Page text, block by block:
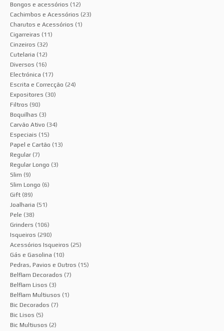
Bongos e acessórios (12)
Cachimbos e Acessórios (23)
Charutos e Acessórios (1)
Cigarreiras (11)
Cinzeiros (32)
Cutelaria (12)
Diversos (16)
Electrónica (17)
Escrita e Correcção (24)
Expositores (30)
Filtros (90)
Boquilhas (3)
Carvão Ativo (34)
Especiais (15)
Papel e Cartão (13)
Regular (7)
Regular Longo (3)
Slim (9)
Slim Longo (6)
Gift (89)
Joalharia (51)
Pele (38)
Grinders (106)
Isqueiros (290)
Acessórios Isqueiros (25)
Gás e Gasolina (10)
Pedras, Pavios e Outros (15)
Belflam Decorados (7)
Belflam Lisos (3)
Belflam Multiusos (1)
Bic Decorados (7)
Bic Lisos (5)
Bic Multiusos (2)